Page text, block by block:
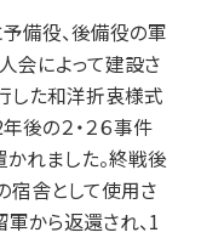
備役、後備役の軍
会によって建設さ
した和洋折衷様式
後の２・２６事件
れました。終戦後
宿舎として使用さ
から返還され、1